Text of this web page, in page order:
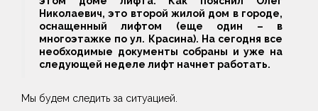
Николаевич, это второй жилой дом в городе,
оснащенный лифтом (еще один – в
многоэтажке по ул. Красина). На сегодня все
необходимые документы собраны и уже на
следующей неделе лифт начнет работать.
Мы будем следить за ситуацией.